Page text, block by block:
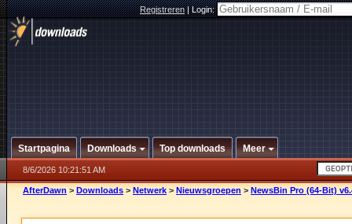
Registreren|Login:
Startpagina Downloads Top downloads Meer
8/6/2026 10:21:51 AM
AfterDawn > Downloads > Netwerk > Nieuwsgroepen > NewsBin Pro (64-Bit)